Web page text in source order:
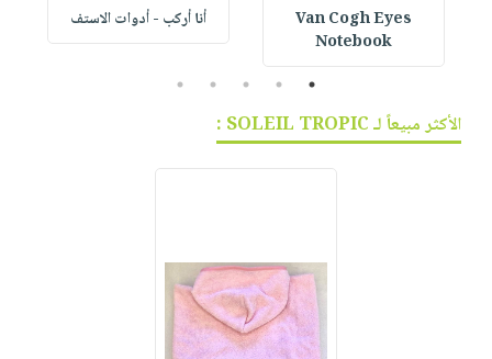
Van Cogh Eyes
Notebook
أنا أركب - أدوات الاستف
1
2
3
4
5
الأكثر مبيعاً لـ SOLEIL TROPIC :